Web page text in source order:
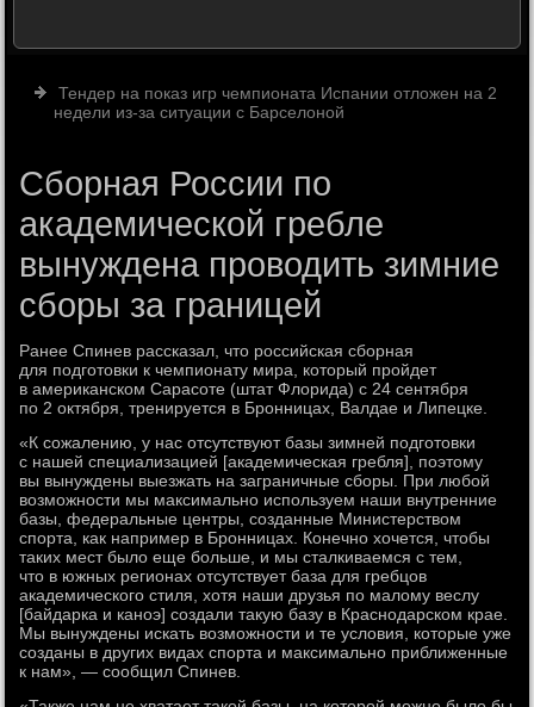
Тендер на показ игр чемпионата Испании отложен на 2
недели из-за ситуации с Барселоной
Сборная России по
академической гребле
вынуждена проводить зимние
сборы за границей
Ранее Спинев рассказал, что российская сборная
для подготовки к чемпионату мира, который пройдет
в американском Сарасоте (штат Флорида) с 24 сентября
по 2 октября, тренируется в Бронницах, Валдае и Липецке.
«К сожалению, у нас отсутствуют базы зимней подготовки
с нашей специализацией [академическая гребля], поэтому
вы вынуждены выезжать на заграничные сборы. При любой
возможности мы максимально используем наши внутренние
базы, федеральные центры, созданные Министерством
спорта, как например в Бронницах. Конечно хочется, чтобы
таких мест было еще больше, и мы сталкиваемся с тем,
что в южных регионах отсутствует база для гребцов
академического стиля, хотя наши друзья по малому веслу
[байдарка и каноэ] создали такую базу в Краснодарском крае.
Мы вынуждены искать возможности и те условия, которые уже
созданы в других видах спорта и максимально приближенные
к нам», — сообщил Спинев.